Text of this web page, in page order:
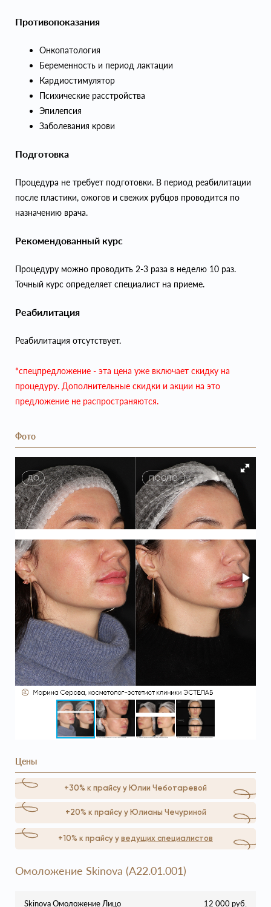
Противопоказания
Онкопатология
Беременность и период лактации
Кардиостимулятор
Психические расстройства
Эпилепсия
Заболевания крови
Подготовка
Процедура не требует подготовки. В период реабилитации
после пластики, ожогов и свежих рубцов проводится по
назначению врача.
Рекомендованный курс
Процедуру можно проводить 2-3 раза в неделю 10 раз.
Точный курс определяет специалист на приеме.
Реабилитация
Реабилитация отсутствует.
*спецпредложение - эта цена уже включает скидку на
процедуру. Дополнительные скидки и акции на это
предложение не распространяются.
Фото
Цены
+30% к прайсу у Юлии Чеботаревой
+20% к прайсу у Юлианы Чечуриной
+10% к прайсу у ведущих специалистов
Омоложение Skinova (A22.01.001)
Skinova Омоложение Лицо 12 000 руб.